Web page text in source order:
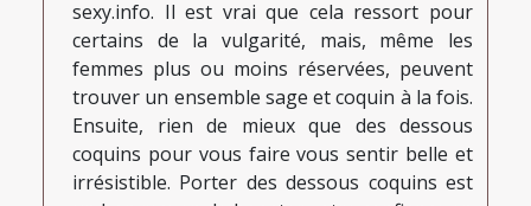
sexy.info. Il est vrai que cela ressort pour
certains de la vulgarité, mais, même les
femmes plus ou moins réservées, peuvent
trouver un ensemble sage et coquin à la fois.
Ensuite, rien de mieux que des dessous
coquins pour vous faire vous sentir belle et
irrésistible. Porter des dessous coquins est